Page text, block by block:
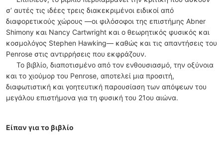
σ’ αυτές τις ιδέες τρεις διακεκριμένοι ειδικοί από
διαφορετικούς χώρους —οι φιλόσοφοι της επιστήμης Abner
Shimony και Nancy Cartwright και ο θεωρητικός φυσικός και
κοσμολόγος Stephen Hawking— καθώς και τις απαντήσεις του
Penrose στις αντιρρήσεις που εκφράζουν.
Το βιβλίο, διαποτισμένο από τον ενθουσιασμό, την οξύνοια
και το χιούμορ του Penrose, αποτελεί μια προσιτή,
διαφωτιστική και γοητευτική παρουσίαση των απόψεων του
μεγάλου επιστήμονα για τη φυσική του 21ου αιώνα.
Είπαν για το βιβλίο